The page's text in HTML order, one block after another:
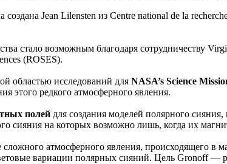
Jean Lilensten из Centre national de la
стало возможным благодаря сотрудничеству
(ROSES).
областью исследований для NASA’s Science
этого редкого атмосферного явления.
полей для создания моделей полярного
сияния на которых возможно лишь, когда их
атмосферного явления, происходящего в
вариации полярных сияний. Цель Gronoff —